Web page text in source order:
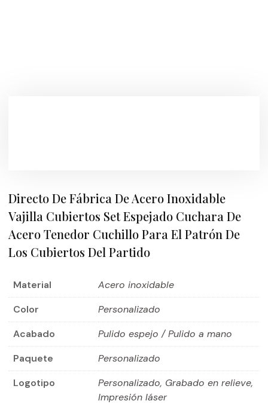
Directo De Fábrica De Acero Inoxidable
Vajilla Cubiertos Set Espejado Cuchara De
Acero Tenedor Cuchillo Para El Patrón De
Los Cubiertos Del Partido
Material
Acero inoxidable
Color
Personalizado
Acabado
Pulido espejo / Pulido a mano
Paquete
Personalizado
Logotipo
Personalizado, Grabado en relieve,
Impresión láser